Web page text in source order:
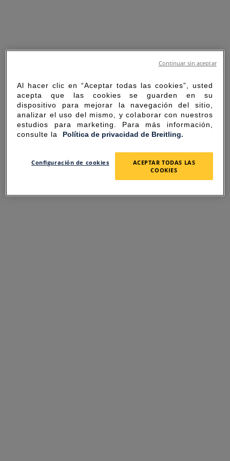
SORRY FOR THE
INCONVENIENCE
Al hacer clic en “Aceptar todas las cookies”, usted
acepta que las cookies se guarden en su
dispositivo para mejorar la navegación del sitio,
analizar el uso del mismo, y colaborar con nuestros
estudios para marketing. Para más información,
consulte la Política de privacidad de Breitling.
Configuración de cookies
ACEPTAR TODAS LAS
COOKIES
Continuar sin aceptar